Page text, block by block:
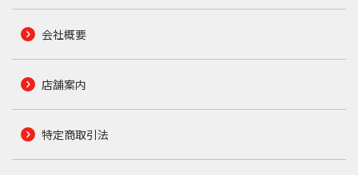
会社概要
店舗案内
特定商取引法